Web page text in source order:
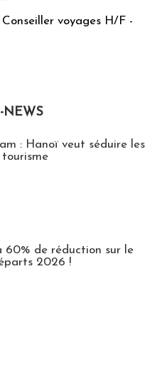
voyages H/F -
NEWS
: Hanoï veut séduire les
60% de réduction sur le
2026 !